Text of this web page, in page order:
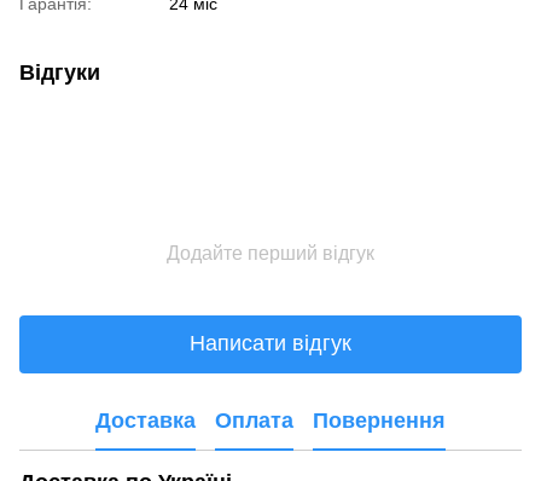
Відгуки
Додайте перший відгук
Написати відгук
Доставка Оплата Повернення